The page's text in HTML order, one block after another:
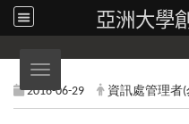
亞洲大學
Toggle navigation
2016-06-29 資訊處管理者